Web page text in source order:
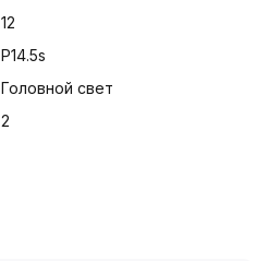
12
P14.5s
Головной свет
2